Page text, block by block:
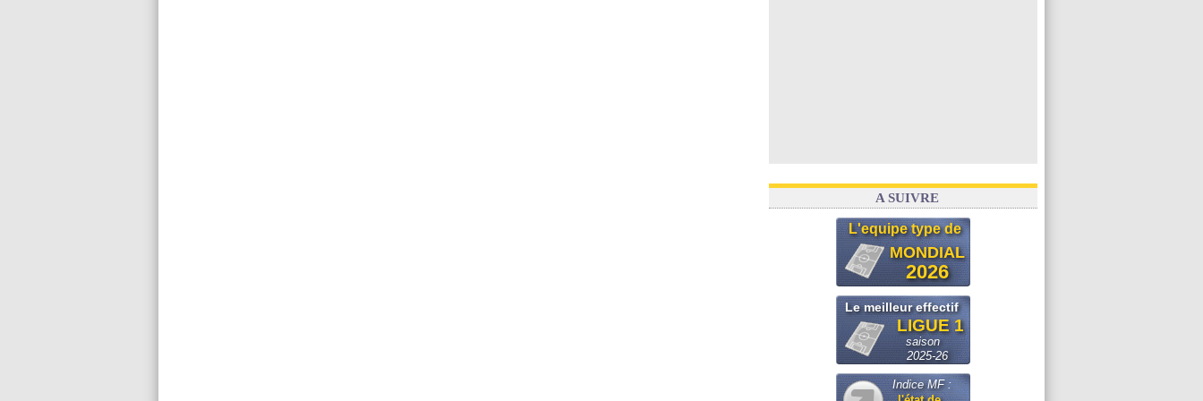
A SUIVRE
L'equipe type de
MONDIAL
2026
Le meilleur effectif
LIGUE 1
saison
2025-26
Indice MF :